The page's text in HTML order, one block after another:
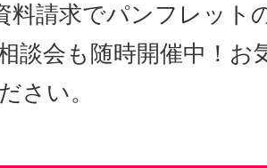
料請求でパンフレット
談会も随時開催中！お
さい。